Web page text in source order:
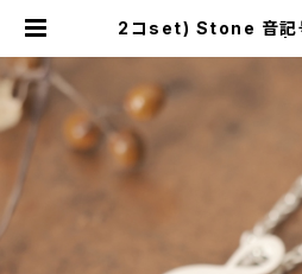
2コset) Stone 音記